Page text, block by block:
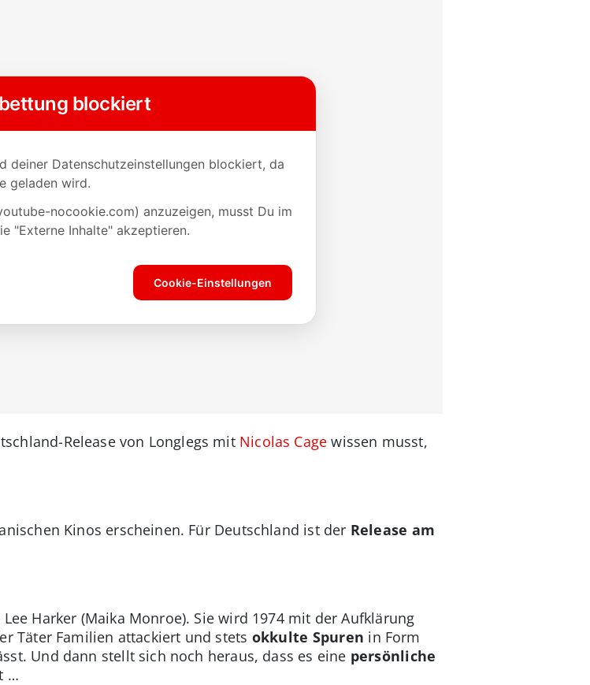
Release von Longlegs mit Nicolas Cage wissen musst,
Kinos erscheinen. Für Deutschland ist der Release am
Harker (Maika Monroe). Sie wird 1974 mit der Aufklärung
Täter Familien attackiert und stets okkulte Spuren in Form
Und dann stellt sich noch heraus, dass es eine persönliche
…